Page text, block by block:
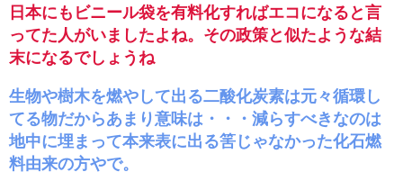
日本にもビニール袋を有料化すればエコになると言
ってた人がいましたよね。その政策と似たような結
末になるでしょうね
生物や樹木を燃やして出る二酸化炭素は元々循環し
てる物だからあまり意味は・・・減らすべきなのは
地中に埋まって本来表に出る筈じゃなかった化石燃
料由来の方やで。